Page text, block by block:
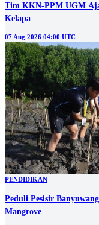
Tim KKN-PPM UGM
Kelapa
07 Aug 2026 04:00 UTC
PENDIDIKAN
Peduli Pesisir
Mangrove